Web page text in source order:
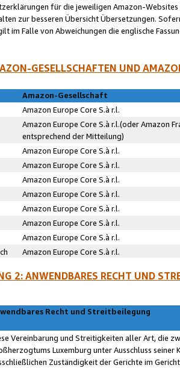
für die jeweiligen Amazon-Websites
zur besseren Übersicht Übersetzungen.
im Falle von Abweichungen die englische
GESELLSCHAFTEN UND
Amazon-Gesellschaft
Amazon Europe Core S.à r.l.
Amazon Europe Core S.à r.l.(oder Amazon
entsprechend der Mitteilung)
Amazon Europe Core S.à r.l.
Amazon Europe Core S.à r.l.
Amazon Europe Core S.à r.l.
Amazon Europe Core S.à r.l.
Amazon Europe Core S.à r.l.
Amazon Europe Core S.à r.l.
Amazon Europe Core S.à r.l.
Amazon Europe Core S.à r.l.
2: ANWENDBARES RECHT UND
Recht und Streitbeilegung
Vereinbarung und Streitigkeiten aller Art, die
Luxemburg unter Ausschluss
Zuständigkeit der Gerichte im